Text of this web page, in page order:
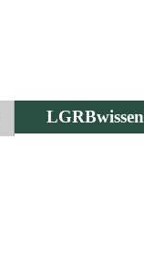
LGRBwissen